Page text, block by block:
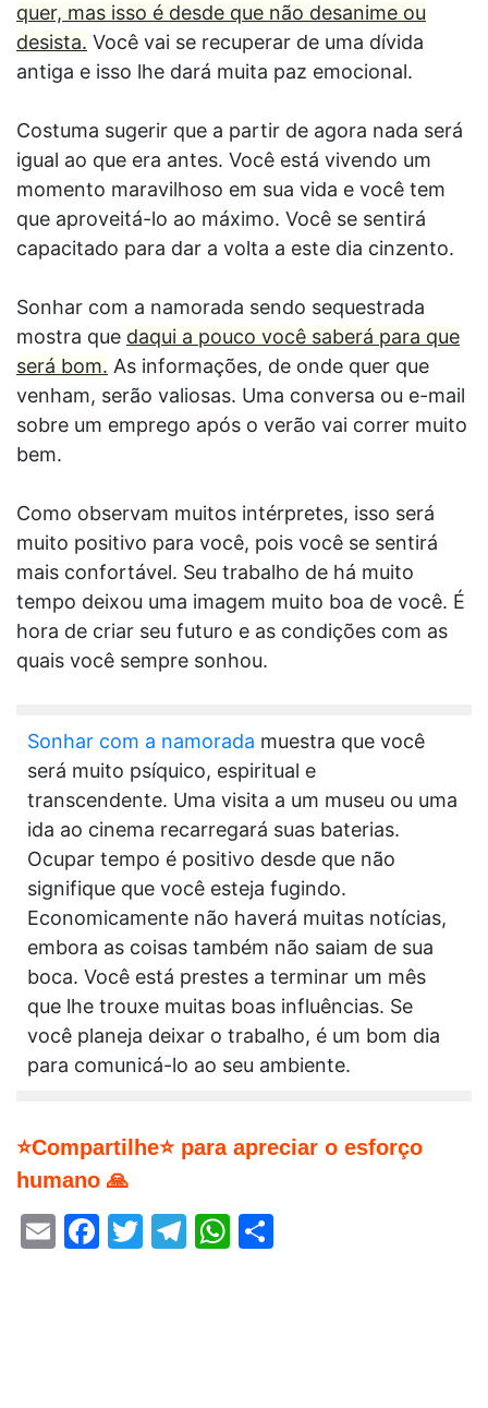
quer, mas isso é desde que não desanime ou
desista. Você vai se recuperar de uma dívida
antiga e isso lhe dará muita paz emocional.
Costuma sugerir que a partir de agora nada será
igual ao que era antes. Você está vivendo um
momento maravilhoso em sua vida e você tem
que aproveitá-lo ao máximo. Você se sentirá
capacitado para dar a volta a este dia cinzento.
Sonhar com a namorada sendo sequestrada
mostra que daqui a pouco você saberá para que
será bom. As informações, de onde quer que
venham, serão valiosas. Uma conversa ou e-mail
sobre um emprego após o verão vai correr muito
bem.
Como observam muitos intérpretes, isso será
muito positivo para você, pois você se sentirá
mais confortável. Seu trabalho de há muito
tempo deixou uma imagem muito boa de você. É
hora de criar seu futuro e as condições com as
quais você sempre sonhou.
Sonhar com a namorada muestra que você
será muito psíquico, espiritual e
transcendente. Uma visita a um museu ou uma
ida ao cinema recarregará suas baterias.
Ocupar tempo é positivo desde que não
signifique que você esteja fugindo.
Economicamente não haverá muitas notícias,
embora as coisas também não saiam de sua
boca. Você está prestes a terminar um mês
que lhe trouxe muitas boas influências. Se
você planeja deixar o trabalho, é um bom dia
para comunicá-lo ao seu ambiente.
⭐Compartilhe⭐ para apreciar o esforço
humano 🙏
EmailFacebook
Twitter
Telegram
WhatsApp